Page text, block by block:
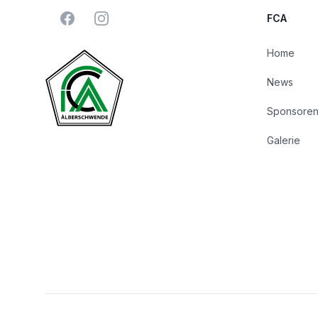
FacebookInstagram FCA
Home
News
Sponsoren
Galerie